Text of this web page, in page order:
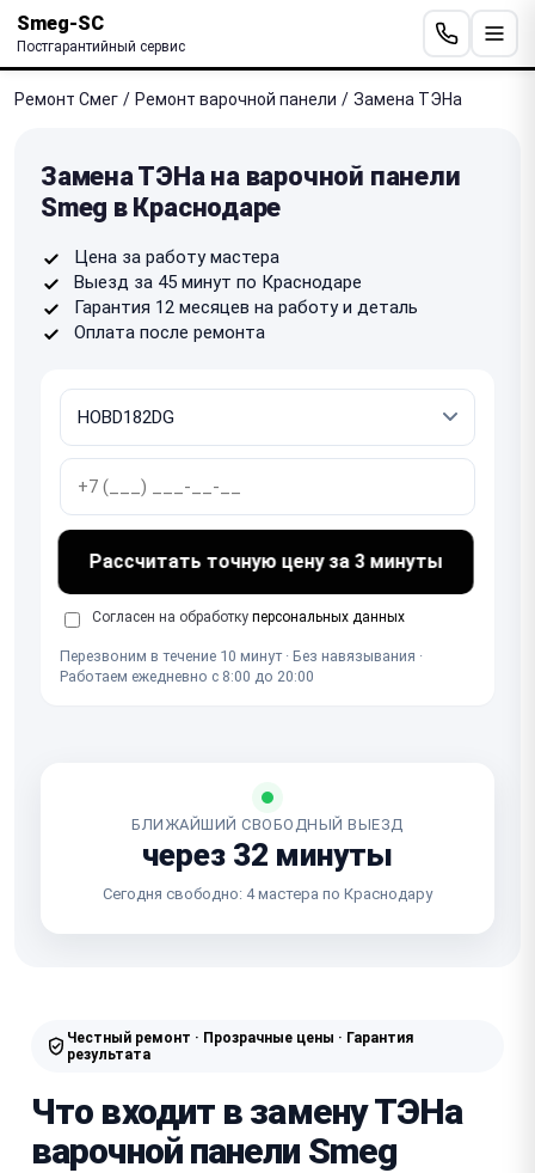
Smeg-SC
Постгарантийный сервис
Ремонт Смег / Ремонт варочной панели / Замена ТЭНа
Замена ТЭНа на варочной панели
Smeg в Краснодаре
Цена за работу мастера
Выезд за 45 минут по Краснодаре
Гарантия 12 месяцев на работу и деталь
Оплата после ремонта
Рассчитать точную цену за 3 минуты
Согласен на обработку персональных данных
Перезвоним в течение 10 минут · Без навязывания ·
Работаем ежедневно с 8:00 до 20:00
БЛИЖАЙШИЙ СВОБОДНЫЙ ВЫЕЗД
через 32 минуты
Сегодня свободно: 4 мастера по Краснодару
Честный ремонт · Прозрачные цены · Гарантия
результата
Что входит в замену ТЭНа
варочной панели Smeg